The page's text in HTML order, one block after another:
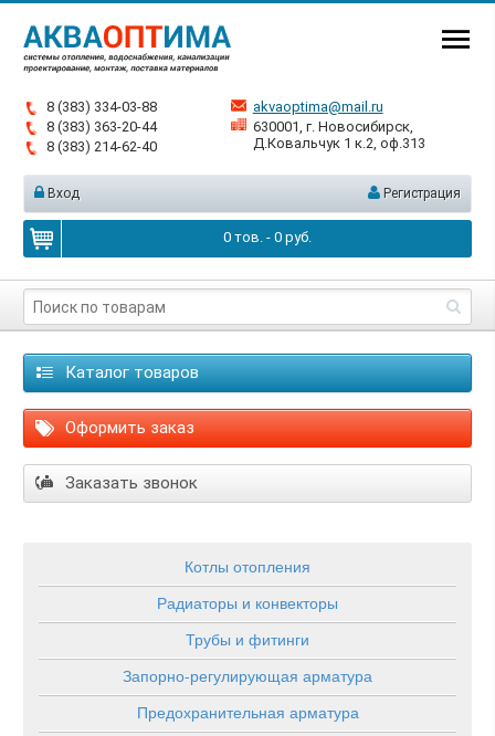
8 (383) 334-03-88
8 (383) 363-20-44
8 (383) 214-62-40
akvaoptima@mail.ru
630001, г. Новосибирск,
Д.Ковальчук 1 к.2, оф.313
Вход Регистрация
0тов. - 0руб.
Каталог товаров
Оформить заказ
Заказать звонок
Котлы отопления
Радиаторы и конвекторы
Трубы и фитинги
Запорно-регулирующая арматура
Предохранительная арматура